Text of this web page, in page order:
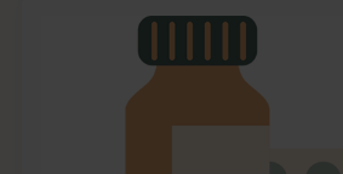
Lista: . Innehåller 1 objekt.